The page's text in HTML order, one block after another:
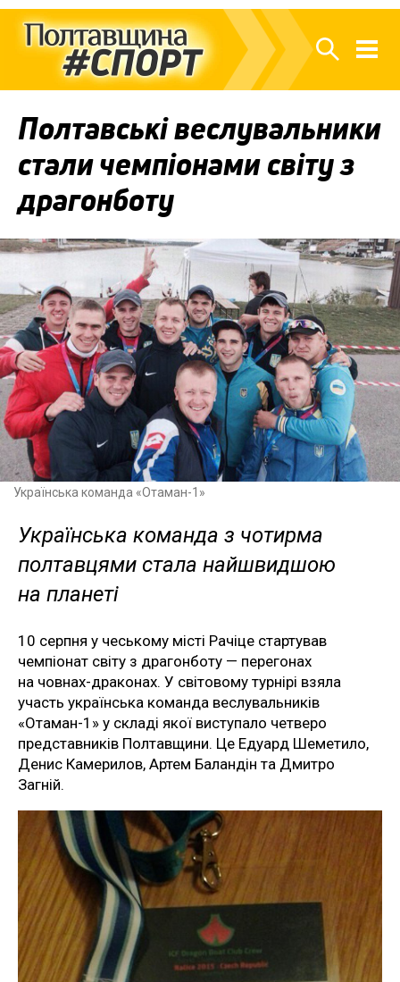
Полтавські веслувальники
стали чемпіонами світу з
драгонботу
Українська команда «Отаман-1»
Українська команда з чотирма
полтавцями стала найшвидшою
на планеті
10 серпня у чеському місті Рачіце стартував
чемпіонат світу з драгонботу — перегонах
на човнах-драконах. У світовому турнірі взяла
участь українська команда веслувальників
«Отаман-1» у складі якої виступало четверо
представників Полтавщини. Це Едуард Шеметило,
Денис Камерилов, Артем Баландін та Дмитро
Загній.